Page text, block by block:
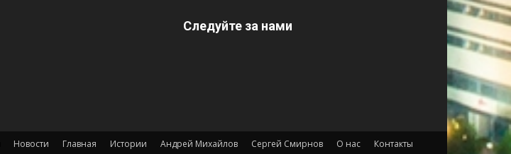
Следуйте за нами
Новости Главная Истории Андрей Михайлов Сергей Смирнов О нас Контакты